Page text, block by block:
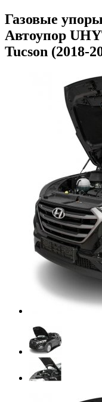
Газовые
Автоупор
Tucson (2018-